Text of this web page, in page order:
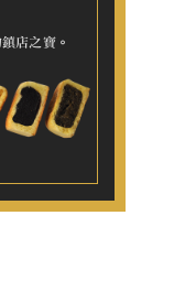
店之寶。